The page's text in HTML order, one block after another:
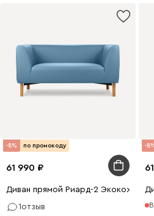
-8% по промокоду
61 990
Диван прямой Риард-2 Экокожа
1отзыв
-
В